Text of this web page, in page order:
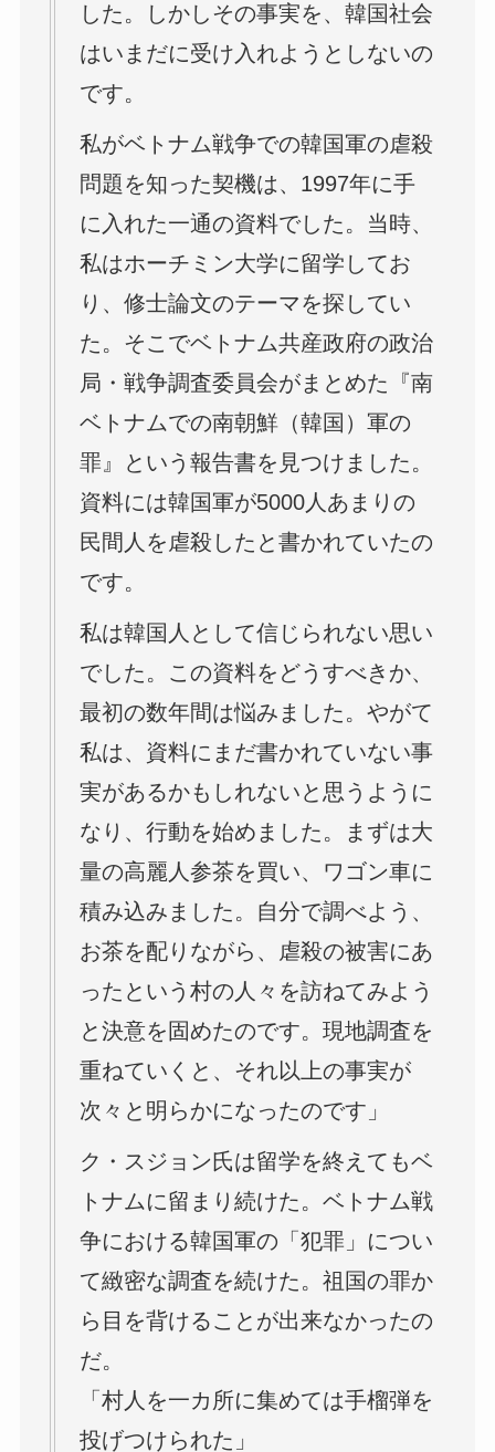
した。しかしその事実を、韓国社会
はいまだに受け入れようとしないの
です。
私がベトナム戦争での韓国軍の虐殺
問題を知った契機は、1997年に手
に入れた一通の資料でした。当時、
私はホーチミン大学に留学してお
り、修士論文のテーマを探してい
た。そこでベトナム共産政府の政治
局・戦争調査委員会がまとめた『南
ベトナムでの南朝鮮（韓国）軍の
罪』という報告書を見つけました。
資料には韓国軍が5000人あまりの
民間人を虐殺したと書かれていたの
です。
私は韓国人として信じられない思い
でした。この資料をどうすべきか、
最初の数年間は悩みました。やがて
私は、資料にまだ書かれていない事
実があるかもしれないと思うように
なり、行動を始めました。まずは大
量の高麗人参茶を買い、ワゴン車に
積み込みました。自分で調べよう、
お茶を配りながら、虐殺の被害にあ
ったという村の人々を訪ねてみよう
と決意を固めたのです。現地調査を
重ねていくと、それ以上の事実が
次々と明らかになったのです」
ク・スジョン氏は留学を終えてもベ
トナムに留まり続けた。ベトナム戦
争における韓国軍の「犯罪」につい
て緻密な調査を続けた。祖国の罪か
ら目を背けることが出来なかったの
だ。
「村人を一カ所に集めては手榴弾を
投げつけられた」